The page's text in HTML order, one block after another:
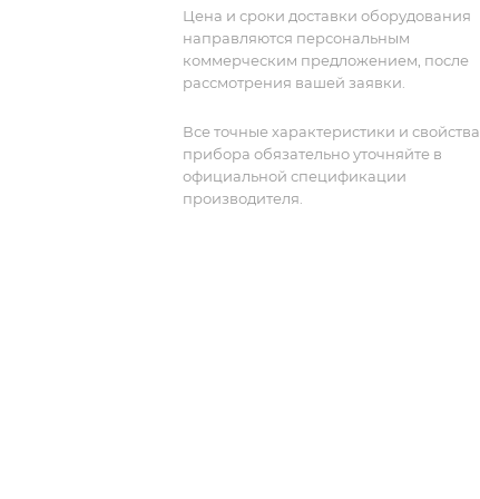
Цена и сроки доставки оборудования
направляются персональным
коммерческим предложением, после
рассмотрения вашей заявки.
Все точные характеристики и свойства
прибора обязательно уточняйте в
официальной спецификации
производителя.